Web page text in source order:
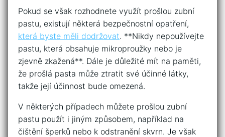
Pokud se však rozhodnete ‍využít prošlou ‌zubní
pastu, existují ‍některá ‌bezpečnostní opatření,
která byste měli dodržovat. **Nikdy nepoužívejte
pastu, která obsahuje⁣ mikroproužky nebo je
zjevně zkažená**. Dále je důležité ​mít na paměti,
že prošlá ⁣pasta může⁣ ztratit ⁤své účinné látky,
takže její účinnost bude ⁣omezená.
V některých‌ případech ​můžete ​prošlou zubní
pastu použít i jiným způsobem, například na
čištění šperků nebo k‌ odstranění skvrn. Je však